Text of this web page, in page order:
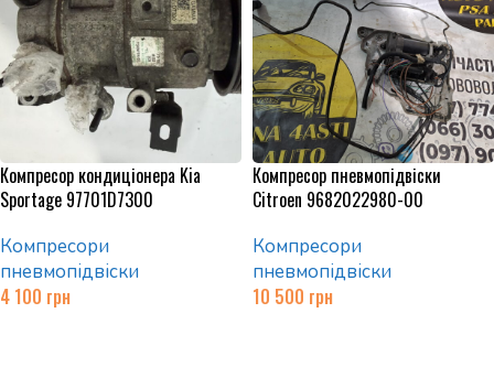
Компресор кондиціонера Kia
Sportage 97701D7300
Компресори
пневмопідвіски
4 100 грн
Компресор пневмопідвіски
Citroen 9682022980-00
Компресори
пневмопідвіски
10 500 грн